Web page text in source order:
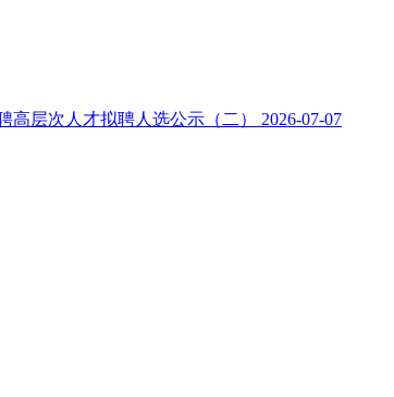
高层次人才拟聘人选公示（二） 2026-07-07